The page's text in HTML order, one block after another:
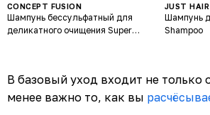
CONCEPT FUSION
Шампунь бессульфатный для
деликатного очищения Super
JUST HAIR
Шампунь
Shampoo
В базовый уход входит не только
менее важно то, как вы